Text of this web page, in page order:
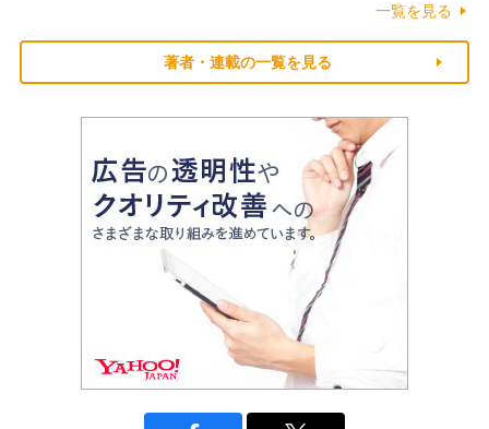
一覧を見る
著者・連載の一覧を見る